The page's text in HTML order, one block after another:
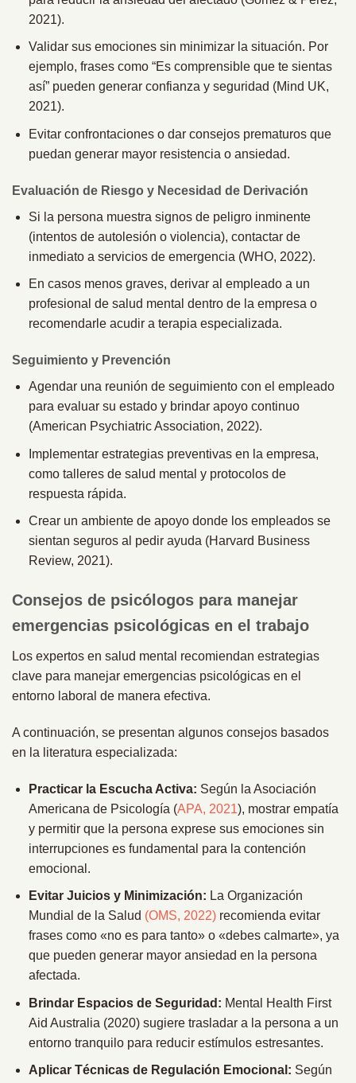
2021).
Validar sus emociones sin minimizar la situación. Por
ejemplo, frases como “Es comprensible que te sientas
así” pueden generar confianza y seguridad (Mind UK,
2021).
Evitar confrontaciones o dar consejos prematuros que
puedan generar mayor resistencia o ansiedad.
Evaluación de Riesgo y Necesidad de Derivación
Si la persona muestra signos de peligro inminente
(intentos de autolesión o violencia), contactar de
inmediato a servicios de emergencia (WHO, 2022).
En casos menos graves, derivar al empleado a un
profesional de salud mental dentro de la empresa o
recomendarle acudir a terapia especializada.
Seguimiento y Prevención
Agendar una reunión de seguimiento con el empleado
para evaluar su estado y brindar apoyo continuo
(American Psychiatric Association, 2022).
Implementar estrategias preventivas en la empresa,
como talleres de salud mental y protocolos de
respuesta rápida.
Crear un ambiente de apoyo donde los empleados se
sientan seguros al pedir ayuda (Harvard Business
Review, 2021).
Consejos de psicólogos para manejar
emergencias psicológicas en el trabajo
Los expertos en salud mental recomiendan estrategias
clave para manejar emergencias psicológicas en el
entorno laboral de manera efectiva.
A continuación, se presentan algunos consejos basados
en la literatura especializada:
Practicar la Escucha Activa: Según la Asociación
Americana de Psicología (APA, 2021), mostrar empatía
y permitir que la persona exprese sus emociones sin
interrupciones es fundamental para la contención
emocional.
Evitar Juicios y Minimización: La Organización
Mundial de la Salud (OMS, 2022)recomienda evitar
frases como «no es para tanto» o «debes calmarte», ya
que pueden generar mayor ansiedad en la persona
afectada.
Brindar Espacios de Seguridad: Mental Health First
Aid Australia (2020) sugiere trasladar a la persona a un
entorno tranquilo para reducir estímulos estresantes.
Aplicar Técnicas de Regulación Emocional: Según